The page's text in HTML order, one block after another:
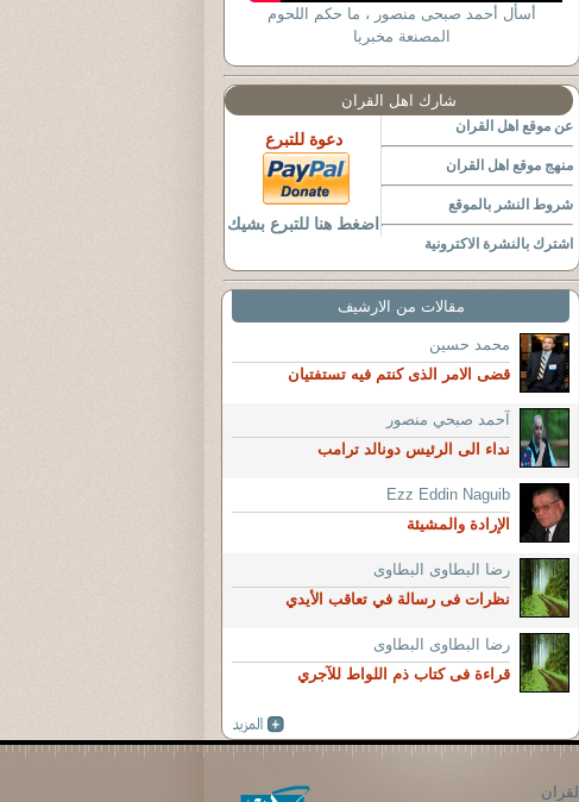
أسأل أحمد صبحى منصور ، ما حكم اللحوم
المصنعة مخبريا
شارك اهل القران
عن موقع اهل القران
منهج موقع اهل القران
شروط النشر بالموقع
اشترك بالنشرة الاكترونية
دعوة للتبرع
اضغط هنا للتبرع بشيك
مقالات من الارشيف
محمد حسين
قضى الامر الذى كنتم فيه تستفتيان
آحمد صبحي منصور
نداء الى الرئيس دونالد ترامب
Ezz Eddin Naguib
الإرادة والمشيئة
رضا البطاوى البطاوى
نظرات فى رسالة في تعاقب الأيدي
رضا البطاوى البطاوى
قراءة فى كتاب ذم اللواط للآجري